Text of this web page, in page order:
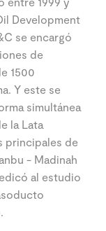
Development
se encargó
de
1500
Y este se
simultánea
la Lata
principales de
- Madinah
al estudio